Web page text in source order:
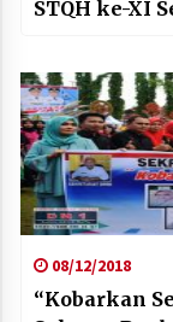
STQH ke-XI
08/12/2018
“Kobarkan